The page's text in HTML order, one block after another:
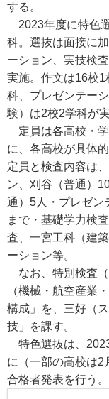
する。
2023年度に特色
科。選抜は面接に
ーション、実技検
実施。作文は16校
科、プレゼンテー
験）は2校2学科が実
定員は各高校・
に、各高校が具体
定員と検査内容は
ン、刈谷（普通）
通）5人・プレゼン
まで・基礎学力検
査、一宮工科（建
ーション等。
なお、特別検査
（機械・航空産業
構成」を、三好（
技」を課す。
特色選抜は、
に（一部の高校は2
合格者発表を行う。